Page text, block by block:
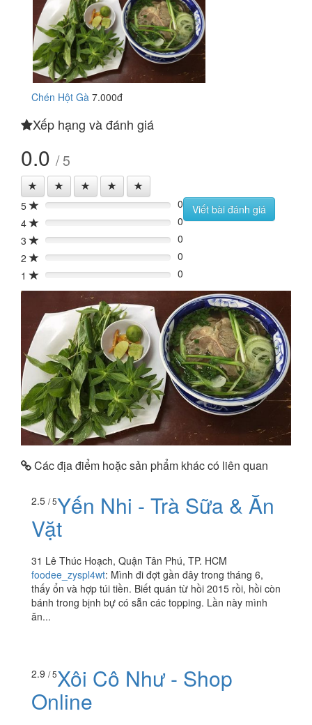
Chén Hột Gà 7.000đ
Xếp hạng và đánh giá
0.0 / 5
5 0%
0
4
0%
0
3
0%
0
2
0%
0
1
0% 0
Viết bài đánh giá
Các địa điểm hoặc sản phẩm khác có liên quan
2.5 / 5Yến Nhi - Trà Sữa & Ăn
Vặt
31 Lê Thúc Hoạch, Quận Tân Phú, TP. HCM
foodee_zyspl4wt: Mình đi đợt gần đây trong tháng 6,
thấy ổn và hợp túi tiền. Biết quán từ hồi 2015 rồi, hồi còn
bánh trong bịnh bự có sẵn các topping. Lần này mình
ăn...
2.9 / 5Xôi Cô Như - Shop
Online